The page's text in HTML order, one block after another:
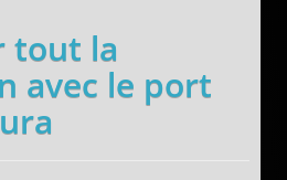
tout la
avec le port